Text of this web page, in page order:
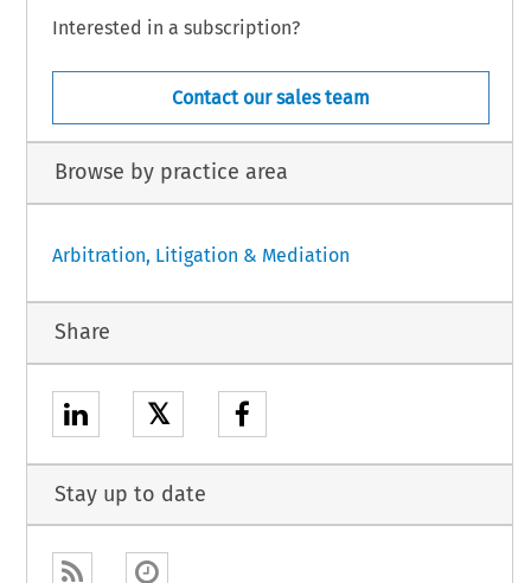
Interested in a subscription?
Contact our sales team
Browse by practice area
Arbitration, Litigation & Mediation
Share
𝕏
Stay up to date